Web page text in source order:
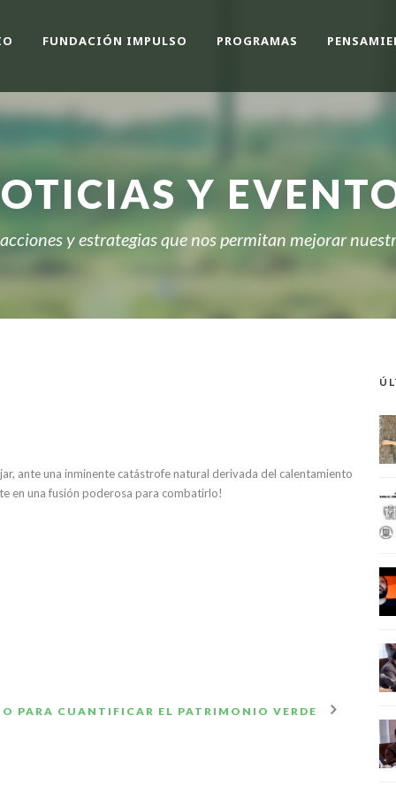
FUNDACIÓN IMPULSO PROGRAMAS
Y
y estrategias que nos permitan mejorar
ante una inminente catástrofe natural derivada del calentamiento
en una fusión poderosa para combatirlo!
PARA CUANTIFICAR EL PATRIMONIO VERDE